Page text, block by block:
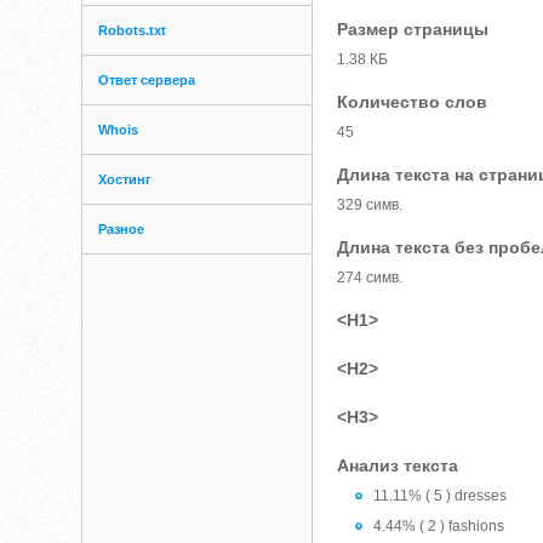
Robots.txt
Ответ сервера
Whois
Хостинг
Разное
Размер страницы
1.38 КБ
Количество слов
45
Длина текста на
329 симв.
Длина текста без
274 симв.
<H1>
<H2>
<H3>
Анализ текста
11.11% ( 5 ) dresses
4.44% ( 2 ) fashions